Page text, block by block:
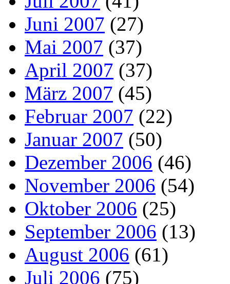
Juni 2007 (27)
Mai 2007 (37)
April 2007 (37)
März 2007 (45)
Februar 2007 (22)
Januar 2007 (50)
Dezember 2006 (46)
November 2006 (54)
Oktober 2006 (25)
September 2006 (13)
August 2006 (61)
Juli 2006 (75)